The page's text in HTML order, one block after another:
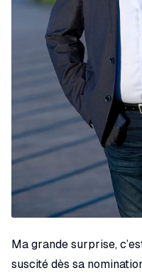
Ma grande surprise,
suscité dès sa